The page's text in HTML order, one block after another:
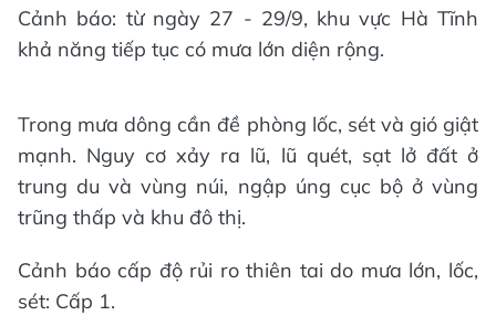
Cảnh báo: từ ngày 27 - 29/9, khu vực Hà Tĩnh
khả năng tiếp tục có mưa lớn diện rộng.
Trong mưa dông cần đề phòng lốc, sét và gió giật
mạnh. Nguy cơ xảy ra lũ, lũ quét, sạt lở đất ở
trung du và vùng núi, ngập úng cục bộ ở vùng
trũng thấp và khu đô thị.
Cảnh báo cấp độ rủi ro thiên tai do mưa lớn, lốc,
sét: Cấp 1.